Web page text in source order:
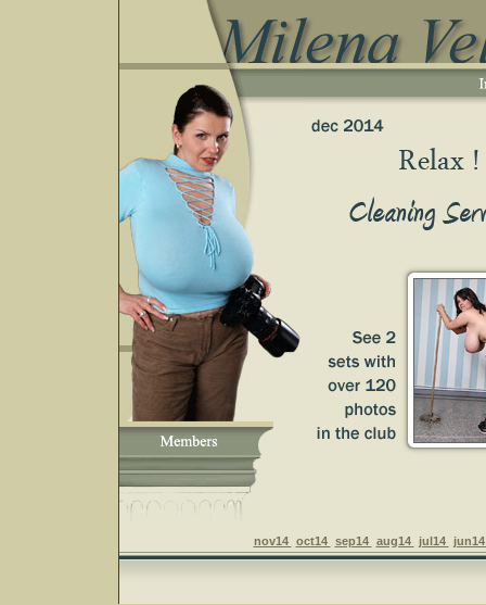
nov14 oct14 sep14 aug14 jul14